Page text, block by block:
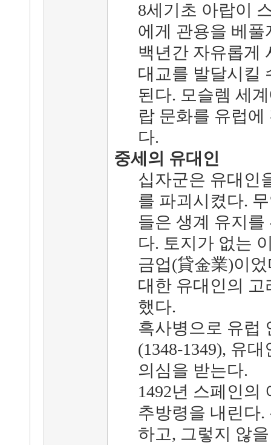
8세기초 아랍이
에게 관용을 베풀
백년간 자유롭게
대교를 발달시킬
된다. 모슬렘 세
랍 문화를 유럽
다.
중세의 유대인
십자군은 유대인
를 파괴시켰다.
들은 생계 유지
다. 토지가 없는
금업(貸金業)이
대한 유대인의
했다.
흑사병으로 유럽
(1348-1349), 유
의심을 받는다.
1492년 스페인의
추방령을 내린다
하고, 그렇지 않